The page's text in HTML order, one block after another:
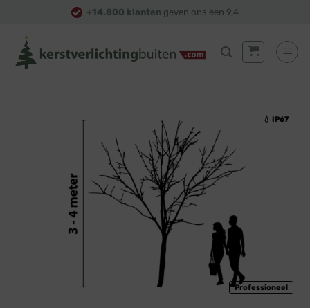
content
+14.800 klanten geven ons een 9,4
💧 IP67
Professioneel